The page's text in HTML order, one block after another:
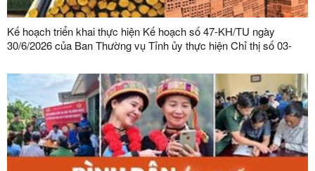
Kế hoạch triển khai thực hiện Kế hoạch số 47-KH/TU ngày
30/6/2026 của Ban Thường vụ Tỉnh ủy thực hiện Chỉ thị số 03-
đạo của Đảng đối với công tác quản lý, phát triển vật liệu xây
dựng trong giai đoạn mới